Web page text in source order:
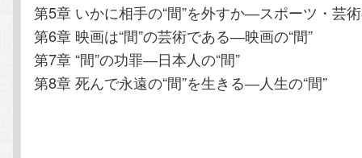
第5章 いかに相手の“間”を外すか―スポーツ・芸術
第6章 映画は“間”の芸術である―映画の“間”
第7章 “間”の功罪―日本人の“間”
第8章 死んで永遠の“間”を生きる―人生の“間”